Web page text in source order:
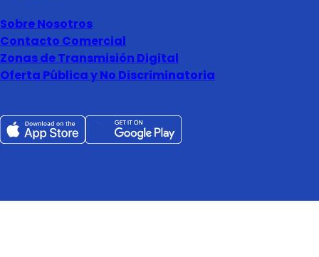
Sobre Nosotros
Contacto Comercial
Zonas de Transmisión Digital
Oferta Pública y No Discriminatoria